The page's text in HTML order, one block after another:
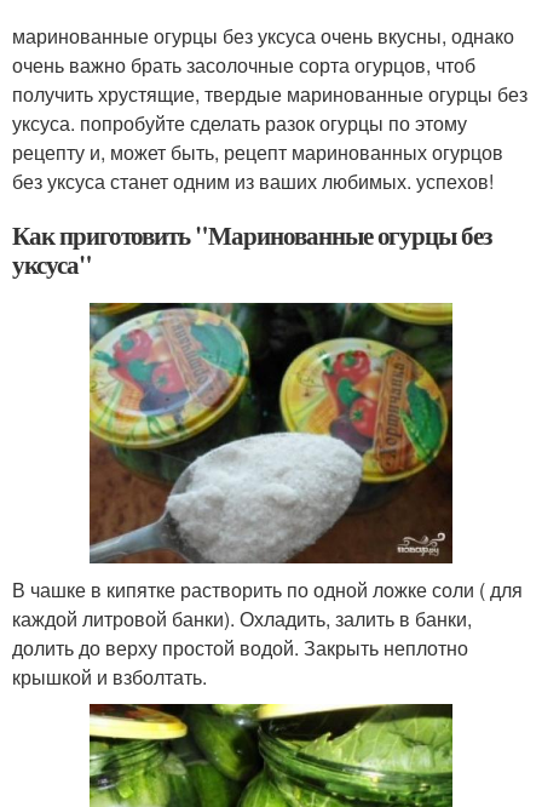
маринованные огурцы без уксуса очень вкусны, однако
очень важно брать засолочные сорта огурцов, чтоб
получить хрустящие, твердые маринованные огурцы без
уксуса. попробуйте сделать разок огурцы по этому
рецепту и, может быть, рецепт маринованных огурцов
без уксуса станет одним из ваших любимых. успехов!
Как приготовить "Маринованные огурцы без
уксуса"
В чашке в кипятке растворить по одной ложке соли ( для
каждой литровой банки). Охладить, залить в банки,
долить до верху простой водой. Закрыть неплотно
крышкой и взболтать.